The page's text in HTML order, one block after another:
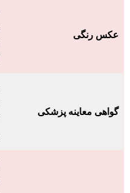
عکس رنگی
گواهی معاینه پزشکی